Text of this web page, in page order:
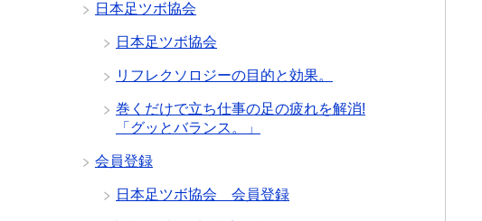
日本足ツボ協会
日本足ツボ協会
リフレクソロジーの目的と効果。
巻くだけで立ち仕事の足の疲れを解消!
「グッとバランス。」
会員登録
日本足ツボ協会 会員登録